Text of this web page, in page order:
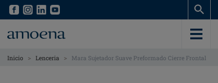
Skip
content
Skip
content
Inicio > Lenceria > Mara Sujetador Suave Preformado Cierre Frontal